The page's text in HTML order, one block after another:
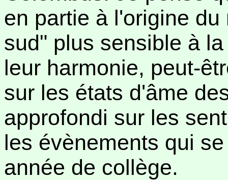
en partie à l'origine
sud" plus sensible à
leur harmonie, peut-
sur les états d'âme
approfondi sur les
les évènements qui
année de collège.